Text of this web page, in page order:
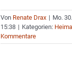
Von Renate Drax | Mo.
15:38 | Kategorien:
Kommentare